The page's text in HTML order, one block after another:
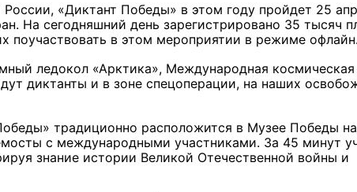
«Диктант Победы» в этом году пройдет 25
На сегодняшний день зарегистрировано 35 тысяч
поучаствовать в этом мероприятии в режиме офлайн.
ледокол «Арктика», Международная космическая
диктанты и в зоне спецоперации, на наших
традиционно расположится в Музее Победы
с международными участниками. За 45 минут
знание истории Великой Отечественной войны и